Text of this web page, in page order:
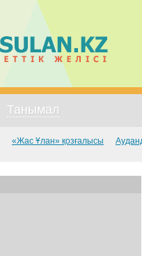
Танымал
«Жас Ұлан» қозғалысы